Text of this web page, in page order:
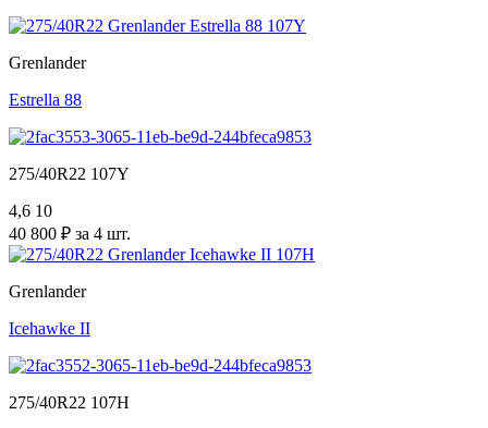
Grenlander
Estrella 88
275/40R22 107Y
4,6 10
40 800 ₽ за 4 шт.
Grenlander
Icehawke II
275/40R22 107H